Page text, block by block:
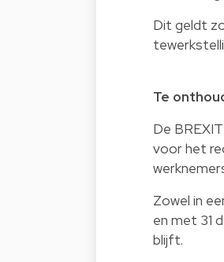
Dit geldt
Te
De
voor het
Zowel in
en met 31
blijft.